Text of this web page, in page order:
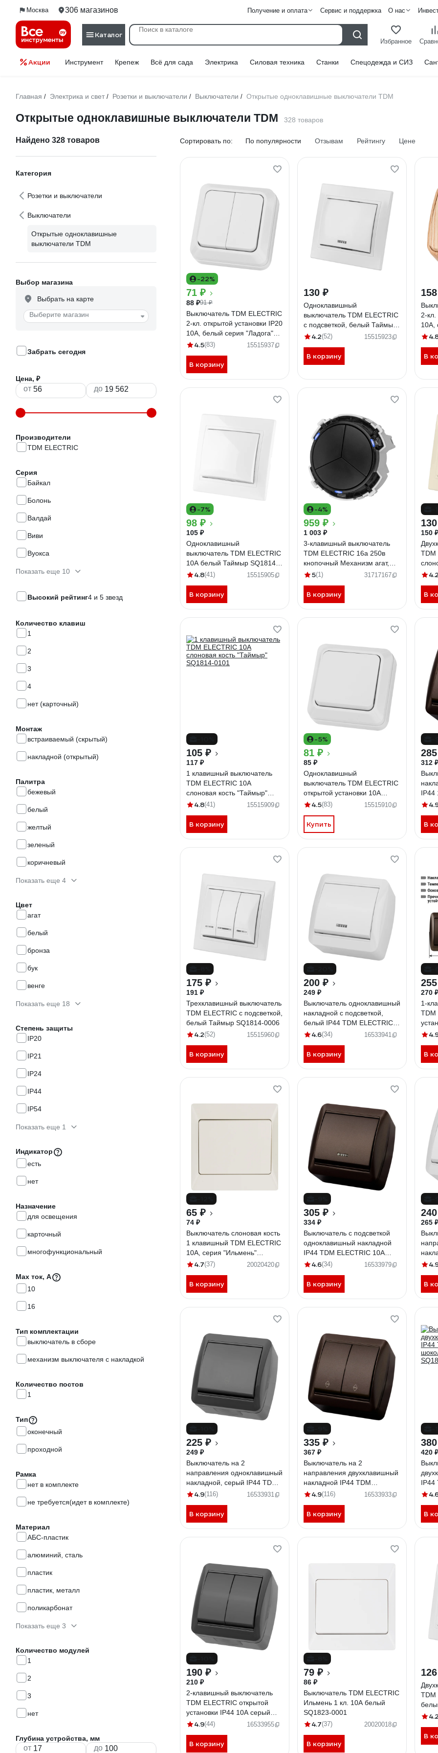
Москва 306 магазинов Получение и оплата Сервис и поддержка О нас
Каталог
Избранное
Акции Инструмент Крепеж Всё для сада Электрика Силовая техника Станки Спецодежда и СИЗ
Главная / Электрика и свет / Розетки и выключатели / Выключатели / Открытые одноклавишные выключатели TDM
Открытые одноклавишные выключатели TDM 328 товаров
Найдено 328 товаров
Категория
Розетки и выключатели
Выключатели
Открытые одноклавишные
выключатели TDM
Выбор магазина
Выбрать на карте
Выберите магазин
Забрать сегодня
Цена, ₽
от до
Производители
TDM ELECTRIC
Серия
Байкал
Болонь
Валдай
Виви
Вуокса
Показать еще 10
Высокий рейтинг4 и 5 звезд
Количество клавиш
1
2
3
4
нет (карточный)
Монтаж
встраиваемый (скрытый)
накладной (открытый)
Палитра
бежевый
белый
желтый
зеленый
коричневый
Показать еще 4
Цвет
агат
белый
бронза
бук
венге
Показать еще 18
Степень защиты
IP20
IP21
IP24
IP44
IP54
Показать еще 1
Индикатор
есть
нет
Назначение
для освещения
карточный
многофункциональный
Max ток, А
10
16
Тип комплектации
выключатель в сборе
механизм выключателя с накладкой
Количество постов
1
Тип
оконечный
проходной
Рамка
нет в комплекте
не требуется(идет в комплекте)
Материал
АБС-пластик
алюминий, сталь
пластик
пластик, металл
поликарбонат
Показать еще 3
Количество модулей
1
2
3
нет
Глубина устройства, мм
от до
Сортировать по: По популярности Отзывам Рейтингу Цене
-22%
71 ₽
88 ₽91 ₽
Выключатель TDM ELECTRIC
2-кл. открытой установки IP20
10А, белый серия "Ладога"
SQ1801-0003
4.5(83) 15515937
В корзину
130 ₽
Одноклавишный
выключатель TDM ELECTRIC
с подсветкой, белый Таймыр
SQ1814-0004
4.2(52) 15515923
В корзину
2-кл.
10А,
В
-7%
98 ₽
105 ₽
Одноклавишный
выключатель TDM ELECTRIC
10А белый Таймыр SQ1814-
0001
4.8(41) 15515905
В корзину
-4%
959 ₽
1 003 ₽
3-клавишный выключатель
TDM ELECTRIC 16а 250в
кнопочный Механизм агат,
"байкал" SQ1819-0226
5(1) 31717167
В корзину
150 ₽
TDM
4.2
В
105 ₽
117 ₽
1 клавишный выключатель
TDM ELECTRIC 10А
слоновая кость "Таймыр"
SQ1814-0101
4.8(41) 15515909
В корзину
-5%
81 ₽
85 ₽
Одноклавишный
выключатель TDM ELECTRIC
открытой установки 10А
белый Ладога SQ1801-0001
4.5(83) 15515910
Купить
312 ₽
IP44
В
175 ₽
191 ₽
Трехклавишный выключатель
TDM ELECTRIC с подсветкой,
белый Таймыр SQ1814-0006
4.2(52) 15515960
В корзину
200 ₽
249 ₽
Выключатель одноклавишный
накладной с подсветкой,
белый IP44 TDM ELECTRIC
10А, серия "Селигер"
4.6(34) 16533941
В корзину
270 ₽
1-
TDM
В
65 ₽
74 ₽
Выключатель слоновая кость
1 клавишный TDM ELECTRIC
10А, серия "Ильмень"
SQ1823-0101
4.7(37) 20020420
В корзину
305 ₽
334 ₽
Выключатель с подсветкой
одноклавишный накладной
IP44 TDM ELECTRIC 10А
шоколад, серия "Селигер"
4.6(34) 16533979
В корзину
265 ₽
В
225 ₽
249 ₽
Выключатель на 2
направления одноклавишный
накладной, серый IP44 TDM
ELECTRIC 10А серия
4.9(116) 16533931
В корзину
335 ₽
367 ₽
Выключатель на 2
направления двухклавишный
накладной IP44 TDM
ELECTRIC 10А шоколад,
0212
4.9(116) 16533933
В корзину
420 ₽
IP44
В
190 ₽
210 ₽
2-клавишный выключатель
TDM ELECTRIC открытой
установки IP44 10А серый
"Селигер" SQ1818-0102
4.9(44) 16533955
В корзину
79 ₽
86 ₽
Выключатель TDM ELECTRIC
Ильмень 1 кл. 10А белый
SQ1823-0001
4.7(37) 20020018
В корзину
TDM
4.2
В